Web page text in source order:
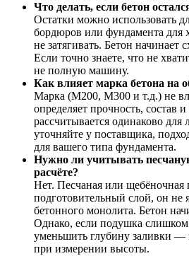
Что делать, если бетон
Остатки можно использовать
бордюров или фундамента для
не затягивать. Бетон начинает
Если точно знаете, что не
не полную машину.
Как влияет марка бетона на
Марка (М200, М300 и т.д.) не
определяет прочность, состав
рассчитывается одинаково
уточняйте у поставщика,
для вашего типа фундамента.
Нужно ли учитывать
расчёте?
Нет. Песчаная или
подготовительный слой, он не
бетонного монолита. Бетон
Однако, если подушка слишком
уменьшить глубину заливки —
при измерении высоты.